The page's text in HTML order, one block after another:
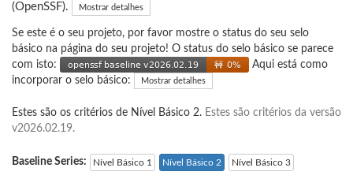
(OpenSSF).
Mostrar detalhes
Se este é o seu projeto, por favor mostre o status do seu selo
básico na página do seu projeto! O status do selo básico se parece
com isto:
Aqui está como
incorporar o selo básico:
Mostrar detalhes
Estes são os critérios de Nível Básico 2. Estes são critérios da versão
v2026.02.19.
Baseline Series: Nível Básico 1 Nível Básico 2 Nível Básico 3